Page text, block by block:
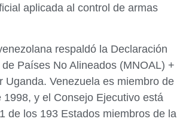
aplicada al control de armas
respaldó la Declaración
Países No Alineados (MNOAL) +
Uganda. Venezuela es miembro de
1998, y el Consejo Ejecutivo está
de los 193 Estados miembros de la